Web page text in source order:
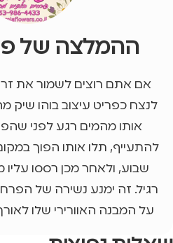
ההמלצה של
אם אתם רוצים לשמור את
לנצח כפריט עיצוב בוהו שיק
אותו מהמים רגע לפני
להתעייף, תלו אותו הפוך
שבוע, ולאחר מכן רססו
רגיל. זה ימנע נשירה של
על המבנה האוורירי שלו